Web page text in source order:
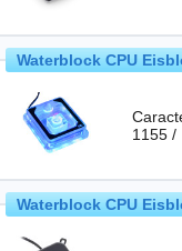
Waterblock CPU
Caractéristiques
1155 /
Waterblock CPU